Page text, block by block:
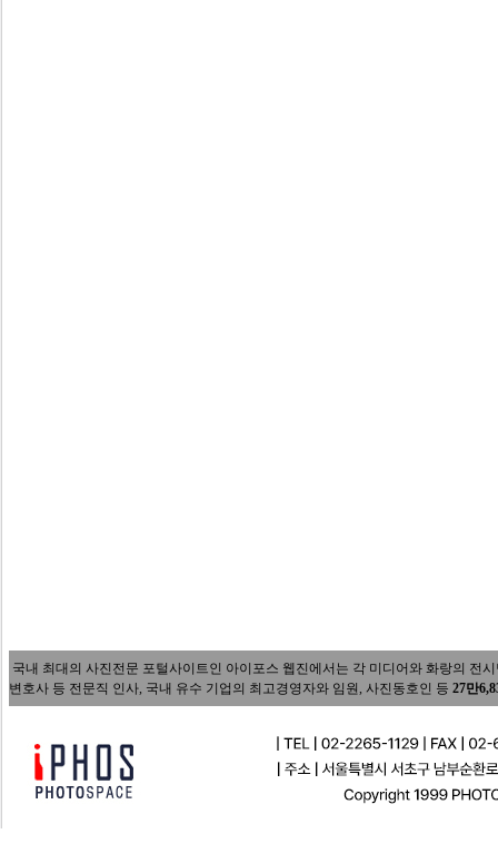
국내 최대의 사진전문 포털사이트인 아이포스 웹진에서는 각 미디어와 화랑의 전
변호사 등 전문직 인사, 국내 유수 기업의 최고경영자와 임원, 사진동호인 등 27만